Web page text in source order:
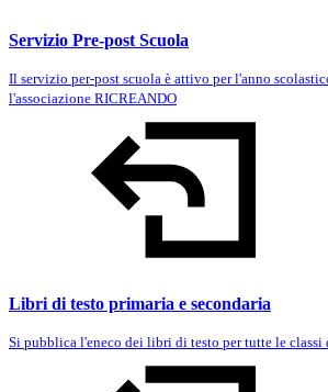
Servizio Pre-post Scuola
Il servizio per-post scuola è attivo per l'anno
l'associazione RICREANDO
Libri di testo primaria e secondaria
Si pubblica l'eneco dei libri di testo per tutte le classi